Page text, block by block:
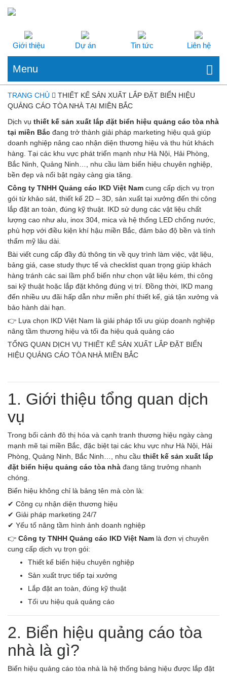
Giới thiệu Dự án Tin tức Liên hệ
Menu
TRANG CHỦ
THIẾT KẾ SẢN XUẤT LẮP ĐẶT BIỂN HIỆU
QUẢNG CÁO TÒA NHÀ TẠI MIỀN BẮC
Dịch vụ thiết kế sản xuất lắp đặt biển hiệu quảng cáo tòa nhà
tại miền Bắc đang trở thành giải pháp marketing hiệu quả giúp
doanh nghiệp nâng cao nhận diện thương hiệu và thu hút khách
hàng. Tại các khu vực phát triển mạnh như Hà Nội, Hải Phòng,
Bắc Ninh, Quảng Ninh…, nhu cầu làm biển hiệu chuyên nghiệp,
bền đẹp và nổi bật ngày càng gia tăng.
Công ty TNHH Quảng cáo IKD Việt Nam cung cấp dịch vụ trọn
gói từ khảo sát, thiết kế 2D – 3D, sản xuất tại xưởng đến thi công
lắp đặt an toàn, đúng kỹ thuật. IKD sử dụng các vật liệu chất
lượng cao như alu, inox 304, mica và hệ thống LED chống nước,
phù hợp với điều kiện khí hậu miền Bắc, đảm bảo độ bền và tính
thẩm mỹ lâu dài.
Bài viết cung cấp đầy đủ thông tin về quy trình làm việc, vật liệu,
bảng giá, case study thực tế và checklist quan trọng giúp khách
hàng tránh các sai lầm phổ biến như chọn vật liệu kém, thi công
sai kỹ thuật hoặc lắp đặt không đúng vị trí. Đồng thời, IKD mang
đến nhiều ưu đãi hấp dẫn như miễn phí thiết kế, giá tận xưởng và
bảo hành dài hạn.
👉 Lựa chọn IKD Việt Nam là giải pháp tối ưu giúp doanh nghiệp
nâng tầm thương hiệu và tối đa hiệu quả quảng cáo
TỔNG QUAN DỊCH VỤ THIẾT KẾ SẢN XUẤT LẮP ĐẶT BIỂN
HIỆU QUẢNG CÁO TÒA NHÀ MIỀN BẮC
1. Giới thiệu tổng quan dịch
vụ
Trong bối cảnh đô thị hóa và cạnh tranh thương hiệu ngày càng
mạnh mẽ tại miền Bắc, đặc biệt tại các khu vực như Hà Nội, Hải
Phòng, Quảng Ninh, Bắc Ninh…, nhu cầu thiết kế sản xuất lắp
đặt biển hiệu quảng cáo tòa nhà đang tăng trưởng nhanh
chóng.
Biển hiệu không chỉ là bảng tên mà còn là:
✔ Công cụ nhận diện thương hiệu
✔ Giải pháp marketing 24/7
✔ Yếu tố nâng tầm hình ảnh doanh nghiệp
👉 Công ty TNHH Quảng cáo IKD Việt Nam là đơn vị chuyên
cung cấp dịch vụ trọn gói:
Thiết kế biển hiệu chuyên nghiệp
Sản xuất trực tiếp tại xưởng
Lắp đặt an toàn, đúng kỹ thuật
Tối ưu hiệu quả quảng cáo
2. Biển hiệu quảng cáo tòa
nhà là gì?
Biển hiệu quảng cáo tòa nhà là hệ thống bảng hiệu được lắp đặt